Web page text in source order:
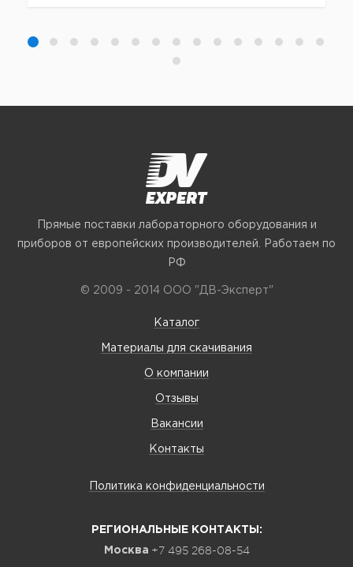
Прямые поставки лабораторного оборудования и
приборов от европейских производителей. Работаем по
РФ
© 2009 - 2014 ООО "ДВ-Эксперт"
Каталог
Материалы для скачивания
О компании
Отзывы
Вакансии
Контакты
Политика конфиденциальности
РЕГИОНАЛЬНЫЕ КОНТАКТЫ:
Москва +7 495 268-08-54